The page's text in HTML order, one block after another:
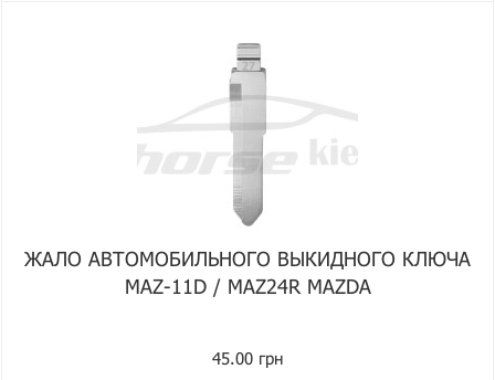
ЖАЛО АВТОМОБИЛЬНОГО ВЫКИДНОГО КЛЮЧА
MAZ-11D / MAZ24R MAZDA
45.00 грн